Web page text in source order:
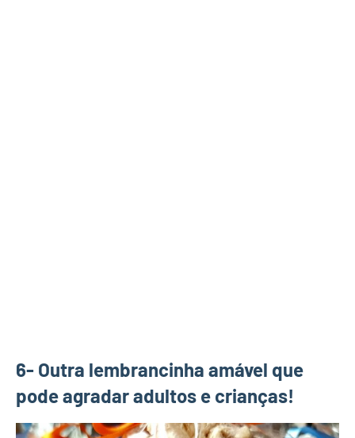
6- Outra lembrancinha amável que
pode agradar adultos e crianças!